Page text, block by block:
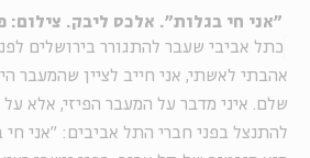
"אני חי בגלות". אלכס ליבק. צילום:
כתל אביבי שעבר להתגורר בירושלים
אהבתי לאשתי, אני חייב לציין שהמעבר
שלם. איני מדבר על המעבר הפיזי, אלא
להתנצל בפני חברי התל אביבים: "אני חי